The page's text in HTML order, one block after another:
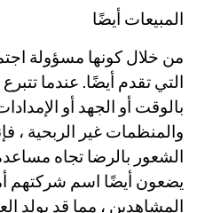
المبيعات أيضًا
من خلال كونها مسؤولة
التي تقدم أيضًا. عندما
بالوقت أو الجهد أو
والمنظمات غير الربحية ،
الشعور بالرضا تجاه
يضعون أيضًا اسم شركتهم
المشاهدين ، مما قد يولد